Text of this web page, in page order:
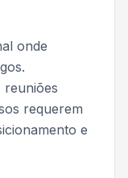
onde
reuniões
requerem
e